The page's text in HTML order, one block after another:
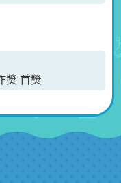
獎 首獎